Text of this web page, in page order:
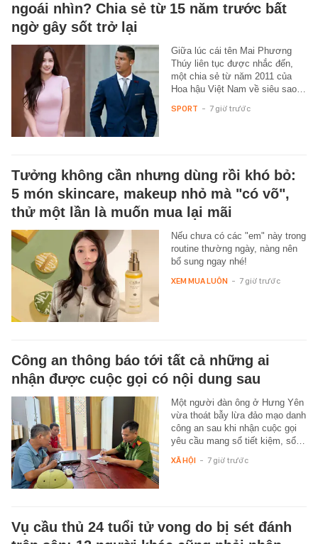
ngoái nhìn? Chia sẻ từ 15 năm trước bất
ngờ gây sốt trở lại
Giữa lúc cái tên Mai Phương
Thúy liên tục được nhắc đến,
một chia sẻ từ năm 2011 của
Hoa hậu Việt Nam về siêu sao…
SPORT - 7 giờ trước
Tưởng không cần nhưng dùng rồi khó bỏ:
5 món skincare, makeup nhỏ mà "có võ",
thử một lần là muốn mua lại mãi
Nếu chưa có các "em" này trong
routine thường ngày, nàng nên
bổ sung ngay nhé!
XEM MUA LUÔN - 7 giờ trước
Công an thông báo tới tất cả những ai
nhận được cuộc gọi có nội dung sau
Một người đàn ông ở Hưng Yên
vừa thoát bẫy lừa đảo mạo danh
công an sau khi nhận cuộc gọi
yêu cầu mang sổ tiết kiệm, sổ…
XÃ HỘI - 7 giờ trước
Vụ cầu thủ 24 tuổi tử vong do bị sét đánh